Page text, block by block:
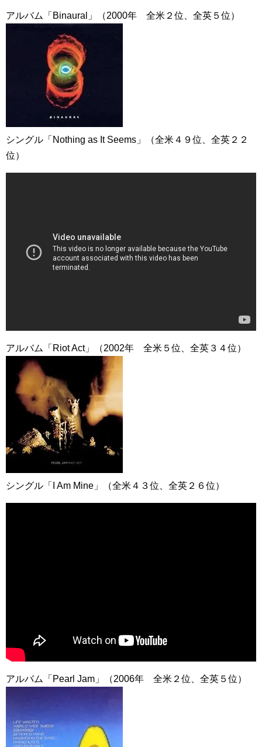
アルバム「Binaural」（2000年 全米２位、全英５位）
シングル「Nothing as It Seems」（全米４９位、全英２２
位）
アルバム「Riot Act」（2002年 全米５位、全英３４位）
シングル「I Am Mine」（全米４３位、全英２６位）
アルバム「Pearl Jam」（2006年 全米２位、全英５位）